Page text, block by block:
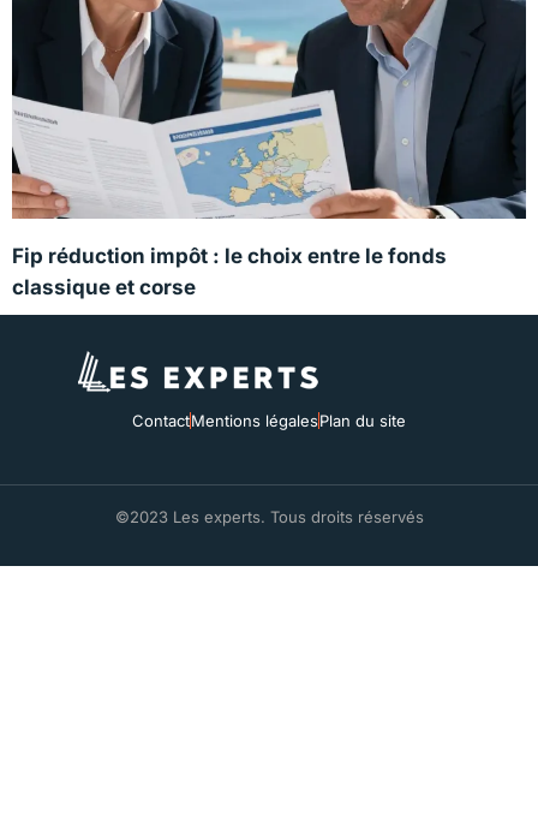
Fip réduction impôt : le choix entre le fonds
classique et corse
ContactMentions légalesPlan du site
©2023 Les experts. Tous droits réservés